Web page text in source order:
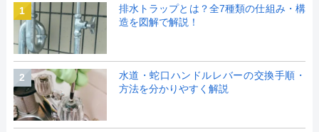
1
排水トラップとは？全7種類の仕組み・構
造を図解で解説！
2
水道・蛇口ハンドルレバーの交換手順・
方法を分かりやすく解説